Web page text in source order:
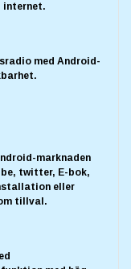
internet.
med Android-
marknaden
twitter, E-bok,
eller
tillval.